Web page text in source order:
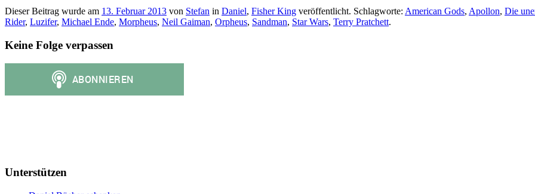
Dieser Beitrag wurde am 13. Februar 2013 von Stefan in Daniel, Fisher King veröffentlicht. Schlagworte: American Gods, Apollon, Die
Rider, Luzifer, Michael Ende, Morpheus, Neil Gaiman, Orpheus, Sandman, Star Wars, Terry Pratchett.
Keine Folge verpassen
Unterstützen